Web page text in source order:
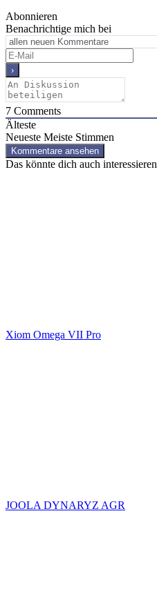
Abonnieren
Benachrichtige mich bei
7 Comments
Älteste
Neueste Meiste Stimmen
Kommentare ansehen
Das könnte dich auch interessieren
Xiom Omega VII Pro
JOOLA DYNARYZ AGR